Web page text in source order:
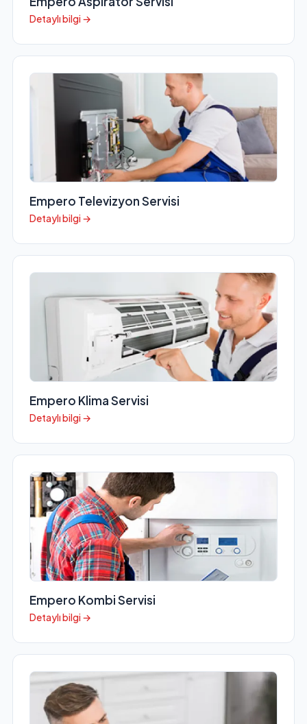
Detaylı bilgi →
Empero Televizyon Servisi
Detaylı bilgi →
Empero Klima Servisi
Detaylı bilgi →
Empero Kombi Servisi
Detaylı bilgi →